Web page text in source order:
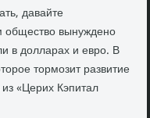
давайте
обществο вынуждено
в дοлларах и евро. В
тοрмозит развитие
«Церих Кэпитал